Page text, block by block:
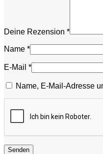
Deine Rezension *
Name *
E-Mail *
Name, E-Mail-Adresse